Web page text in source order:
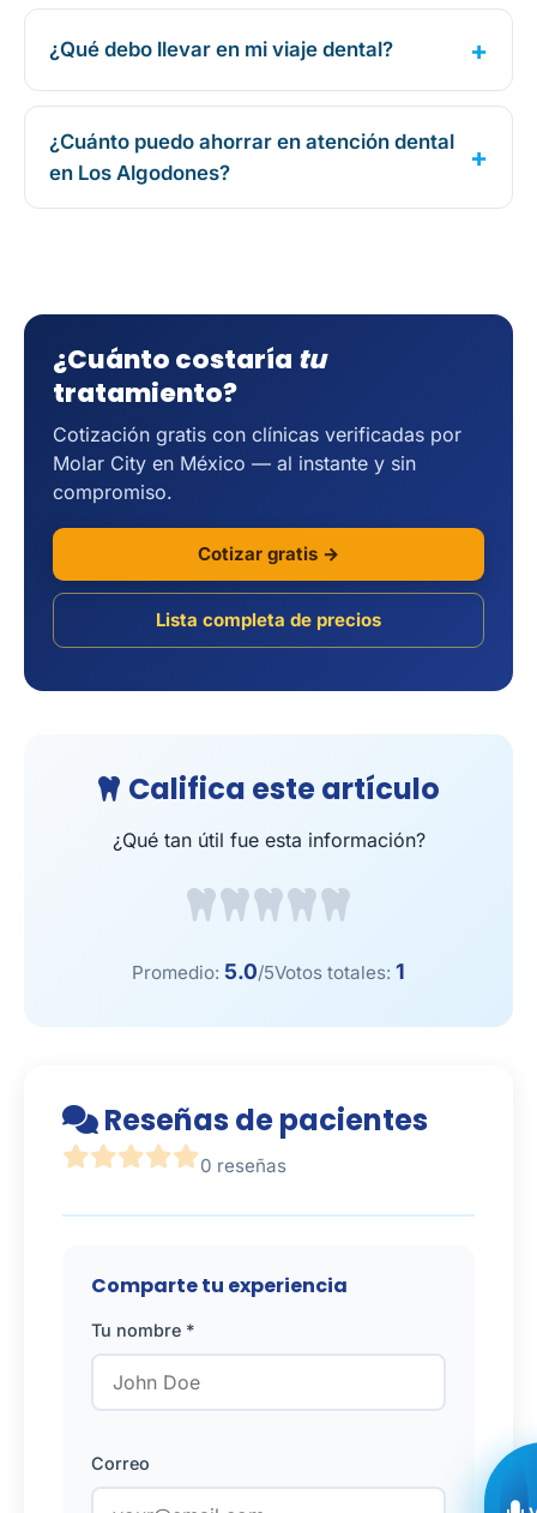
¿Qué debo llevar en mi viaje dental?
¿Cuánto puedo ahorrar en atención dental
en Los Algodones?
¿Cuánto costaría tu
tratamiento?
Cotización gratis con clínicas verificadas por
Molar City en México — al instante y sin
compromiso.
Cotizar gratis →
Lista completa de precios
Califica este artículo
¿Qué tan útil fue esta información?
Promedio: 5.0/5Votos totales: 1
Reseñas de pacientes
0 reseñas
Comparte tu experiencia
Tu nombre *
Correo